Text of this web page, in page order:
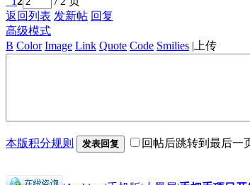
返回列表 发新帖 回复
高级模式
B Color Image Link Quote Code Smilies | 上传
本版积分规则 发表回复 回帖后跳转到最后一